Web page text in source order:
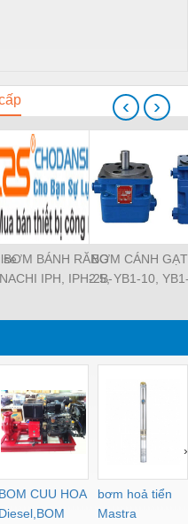
BƠM BÁNH RĂNG
NACHI IPH, IPH-2B-
2A-5-11, IPH-5A-
5B-50-LT-11, IPH-
100-L-11, IPH-5A-40-
11
BƠM CÁNH
2.5, YB1-10,
100/16 YB1-
YB1-40/12 YB1-
‹ ›
BOM CUU HOA
Diesel,BOM
bơm hoả tiển
Mastra
›